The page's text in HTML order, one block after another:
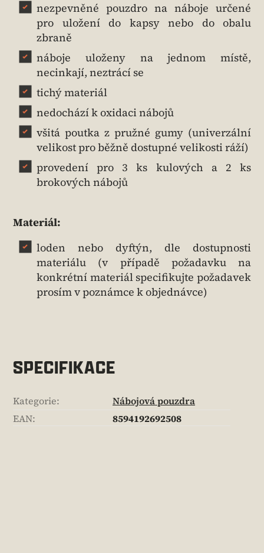
nezpevněné pouzdro na náboje určené
pro uložení do kapsy nebo do obalu
zbraně
náboje uloženy na jednom místě,
necinkají, neztrácí se
tichý materiál
nedochází k oxidaci nábojů
všitá poutka z pružné gumy (univerzální
velikost pro běžně dostupné velikosti ráží)
provedení pro 3 ks kulových a 2 ks
brokových nábojů
Materiál:
loden nebo dyftýn, dle dostupnosti
materiálu (v případě požadavku na
konkrétní materiál specifikujte požadavek
prosím v poznámce k objednávce)
SPECIFIKACE
Kategorie:
Nábojová pouzdra
EAN: 8594192692508